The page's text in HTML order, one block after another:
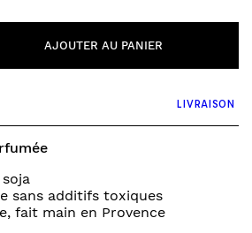
AJOUTER AU PANIER
LIVRAISON
sans additifs toxiques
fait main en Provence